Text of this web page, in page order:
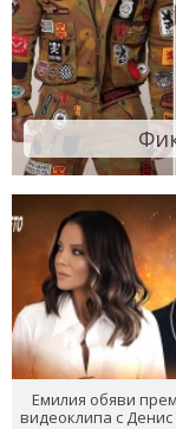
Емилия обяви
видеоклипа с